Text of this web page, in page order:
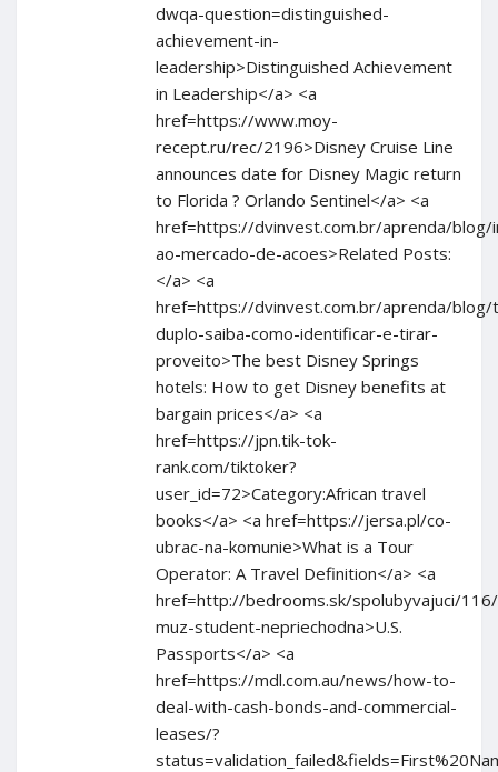
dwqa-question=distinguished-
achievement-in-
leadership>Distinguished Achievement
in Leadership</a> <a
href=https://www.moy-
recept.ru/rec/2196>Disney Cruise Line
announces date for Disney Magic return
to Florida ? Orlando Sentinel</a> <a
href=https://dvinvest.com.br/aprenda/blog/
ao-mercado-de-acoes>Related Posts:
</a> <a
href=https://dvinvest.com.br/aprenda/
duplo-saiba-como-identificar-e-tirar-
proveito>The best Disney Springs
hotels: How to get Disney benefits at
bargain prices</a> <a
href=https://jpn.tik-tok-
rank.com/tiktoker?
user_id=72>Category:African travel
books</a> <a href=https://jersa.pl/co-
ubrac-na-komunie>What is a Tour
Operator: A Travel Definition</a> <a
href=http://bedrooms.sk/spolubyvajuci/
muz-student-nepriechodna>U.S.
Passports</a> <a
href=https://mdl.com.au/news/how-to-
deal-with-cash-bonds-and-commercial-
leases/?